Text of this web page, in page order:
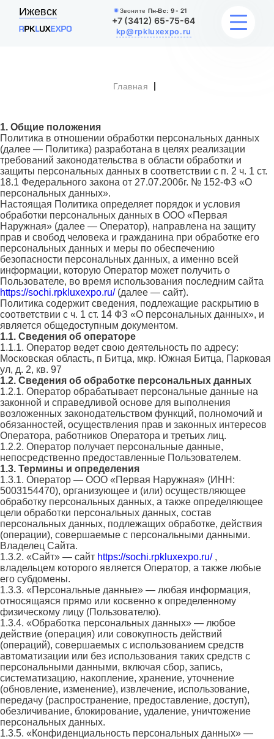
Ижевск Звоните Пн-Вс: 9 - 21
+7 (3412) 65-75-64
kp@rpkluxexpo.ru
НАШИ РАБОТЫ
АКЦИИ
БЛОГ
О КОМПАНИИ
Главная
1. Общие положения
Политика в отношении обработки персональных данных
(далее — Политика) разработана в целях реализации
требований законодательства в области обработки и
защиты персональных данных в соответствии с п. 2 ч. 1 ст.
18.1 Федерального закона от 27.07.2006г. № 152-ФЗ «О
персональных данных».
Настоящая Политика определяет порядок и условия
обработки персональных данных в ООО «Первая
Наружная» (далее — Оператор), направлена на защиту
прав и свобод человека и гражданина при обработке его
персональных данных и меры по обеспечению
безопасности персональных данных, а именно всей
информации, которую Оператор может получить о
Пользователе, во время использования последним сайта
https://sochi.rpkluxexpo.ru/(далее — сайт).
Политика содержит сведения, подлежащие раскрытию в
соответствии с ч. 1 ст. 14 ФЗ «О персональных данных», и
является общедоступным документом.
1.1. Сведения об операторе
1.1.1. Оператор ведет свою деятельность по адресу:
Московская область, п Битца, мкр. Южная Битца, Парковая
ул, д. 2, кв. 97
1.2. Сведения об обработке персональных данных
1.2.1. Оператор обрабатывает персональные данные на
законной и справедливой основе для выполнения
возложенных законодательством функций, полномочий и
обязанностей, осуществления прав и законных интересов
Оператора, работников Оператора и третьих лиц.
1.2.2. Оператор получает персональные данные,
непосредственно предоставленные Пользователем.
1.3. Термины и определения
1.3.1. Оператор — ООО «Первая Наружная» (ИНН:
5003154470), организующее и (или) осуществляющее
обработку персональных данных, а также определяющее
цели обработки персональных данных, состав
персональных данных, подлежащих обработке, действия
(операции), совершаемые с персональными данными.
Владелец Сайта.
1.3.2. «Сайт» — сайт https://sochi.rpkluxexpo.ru/,
владельцем которого является Оператор, а также любые
его субдомены.
1.3.3. «Персональные данные» — любая информация,
относящаяся прямо или косвенно к определенному
физическому лицу (Пользователю).
1.3.4. «Обработка персональных данных» — любое
действие (операция) или совокупность действий
(операций), совершаемых с использованием средств
автоматизации или без использования таких средств с
персональными данными, включая сбор, запись,
систематизацию, накопление, хранение, уточнение
(обновление, изменение), извлечение, использование,
передачу (распространение, предоставление, доступ),
обезличивание, блокирование, удаление, уничтожение
персональных данных.
1.3.5. «Конфиденциальность персональных данных» —